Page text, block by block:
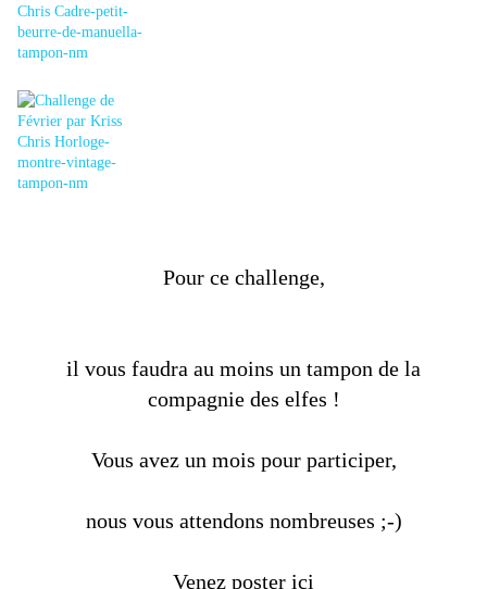
Pour ce challenge,
il vous faudra au moins un tampon de la
compagnie des elfes !
Vous avez un mois pour participer,
nous vous attendons nombreuses ;-)
Venez poster ici